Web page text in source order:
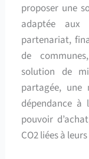
proposer une
adaptée aux
partenariat,
de
solution de
partagée, une
dépendance
pouvoir
CO2 liées à